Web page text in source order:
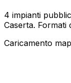
4 impianti
Caserta. Formati
Caricamento